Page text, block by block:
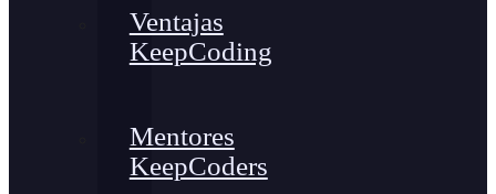
Ventajas
KeepCoding
Mentores
KeepCoders